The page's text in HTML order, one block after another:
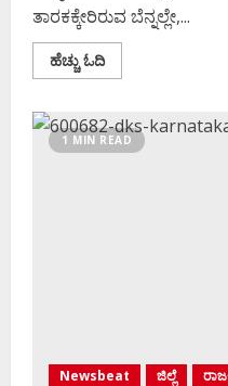
ತಾರಕಕ್ಕೇರಿರುವ ಬೆನ್ನಲ್ಲೇ,...
ಹೆಚ್ಚು ಓದಿRead
more
ಶಿವಕುಮಾರ್‌
ಸಂಪುಟಕ್ಕೆ
14
1 MIN READ
Newsbeat ಜಿಲ್ಲೆ